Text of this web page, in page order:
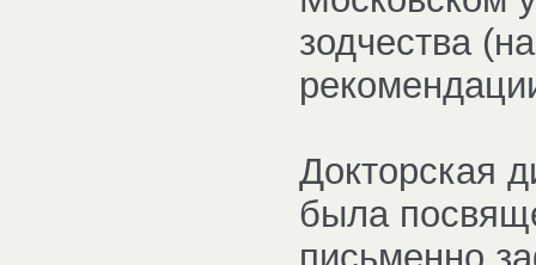
зодчества
Докторская
была